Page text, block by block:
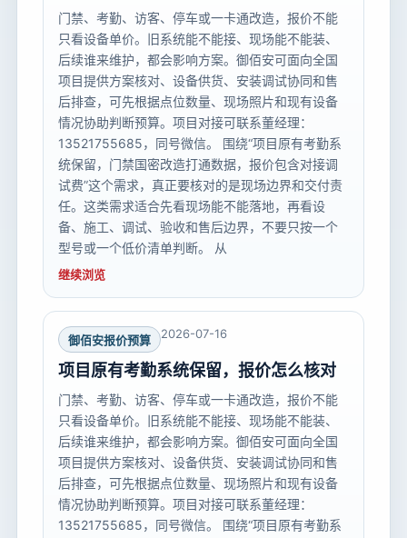
门禁、考勤、访客、停车或一卡通改造，报价不能
只看设备单价。旧系统能不能接、现场能不能装、
后续谁来维护，都会影响方案。御佰安可面向全国
项目提供方案核对、设备供货、安装调试协同和售
后排查，可先根据点位数量、现场照片和现有设备
情况协助判断预算。项目对接可联系董经理：
13521755685，同号微信。 围绕“项目原有考勤系
统保留，门禁国密改造打通数据，报价包含对接调
试费”这个需求，真正要核对的是现场边界和交付责
任。这类需求适合先看现场能不能落地，再看设
备、施工、调试、验收和售后边界，不要只按一个
型号或一个低价清单判断。 从
继续浏览
御佰安报价预算 2026-07-16
项目原有考勤系统保留，报价怎么核对
门禁、考勤、访客、停车或一卡通改造，报价不能
只看设备单价。旧系统能不能接、现场能不能装、
后续谁来维护，都会影响方案。御佰安可面向全国
项目提供方案核对、设备供货、安装调试协同和售
后排查，可先根据点位数量、现场照片和现有设备
情况协助判断预算。项目对接可联系董经理：
13521755685，同号微信。 围绕“项目原有考勤系